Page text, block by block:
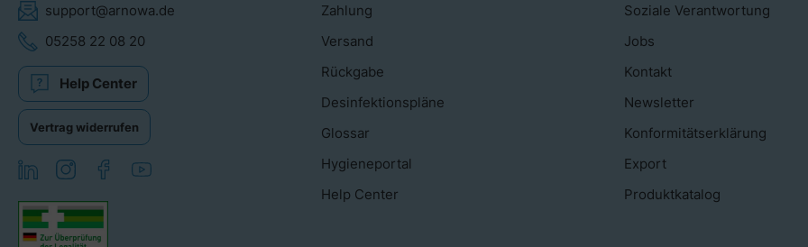
support@arnowa.de
05258 22 08 20
Help Center
Vertrag widerrufen
Zahlung
Versand
Rückgabe
Desinfektionspläne
Glossar
Hygieneportal
Help Center
Soziale Verantwortung
Jobs
Kontakt
Newsletter
Konformitätserklärung
Export
Produktkatalog